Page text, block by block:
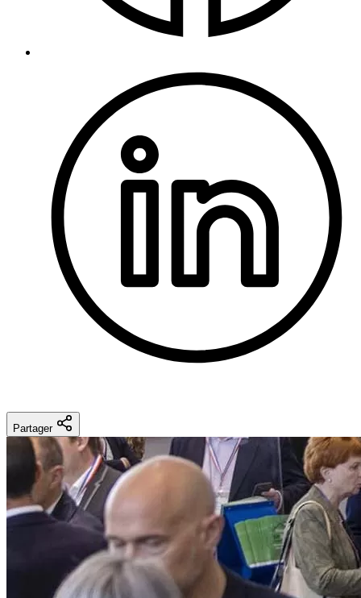
Partager